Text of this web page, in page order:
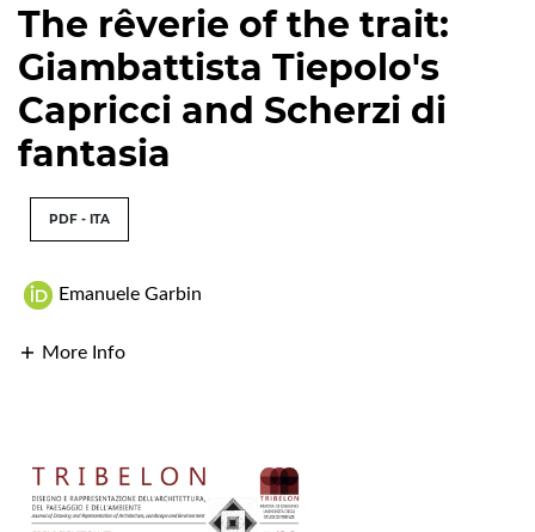
The rêverie of the trait:
Giambattista Tiepolo's
Capricci and Scherzi di
fantasia
PDF - ITA
Emanuele Garbin
More Info